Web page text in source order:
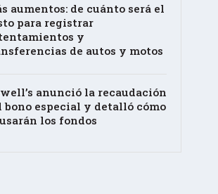
aumentos: de cuánto será el
para registrar
y
de autos y motos
anunció la recaudación
bono especial y detalló cómo
los fondos